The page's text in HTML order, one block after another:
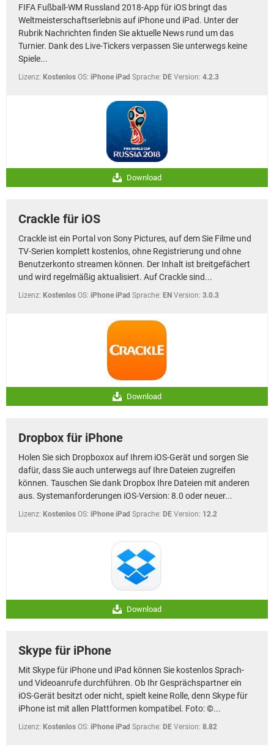
FIFA Fußball-WM Russland 2018-App für iOS bringt das
Weltmeisterschaftserlebnis auf iPhone und iPad. Unter der
Rubrik Nachrichten finden Sie aktuelle News rund um das
Turnier. Dank des Live-Tickers verpassen Sie unterwegs keine
Spiele...
Lizenz: Kostenlos OS: iPhone iPad Sprache: DE Version: 4.2.3
Download
Crackle für iOS
Crackle ist ein Portal von Sony Pictures, auf dem Sie Filme und
TV-Serien komplett kostenlos, ohne Registrierung und ohne
Benutzerkonto streamen können. Der Inhalt ist breitgefächert
und wird regelmäßig aktualisiert. Auf Crackle sind...
Lizenz: Kostenlos OS: iPhone iPad Sprache: EN Version: 3.0.3
Download
Dropbox für iPhone
Holen Sie sich Dropboxox auf Ihrem iOS-Gerät und sorgen Sie
dafür, dass Sie auch unterwegs auf Ihre Dateien zugreifen
können. Tauschen Sie dank Dropbox Ihre Dateien mit anderen
aus. Systemanforderungen iOS-Version: 8.0 oder neuer...
Lizenz: Kostenlos OS: iPhone iPad Sprache: DE Version: 12.2
Download
Skype für iPhone
Mit Skype für iPhone und iPad können Sie kostenlos Sprach-
und Videoanrufe durchführen. Ob Ihr Gesprächspartner ein
iOS-Gerät besitzt oder nicht, spielt keine Rolle, denn Skype für
iPhone ist mit allen Plattformen kompatibel. Foto: ©...
Lizenz: Kostenlos OS: iPhone iPad Sprache: DE Version: 8.82